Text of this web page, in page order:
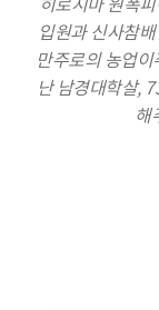
입원과 신사참
만주로의 농업
난 남경대학살,
해